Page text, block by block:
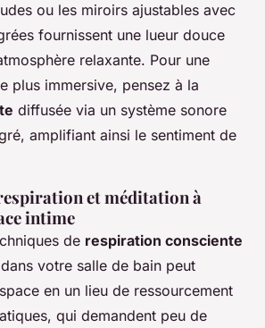
ou les miroirs ajustables avec
fournissent une lueur douce
relaxante. Pour une
plus immersive, pensez à la
diffusée via un système sonore
amplifiant ainsi le sentiment de
et méditation à
intime
de respiration consciente
dans votre salle de bain peut
en un lieu de ressourcement
qui demandent peu de